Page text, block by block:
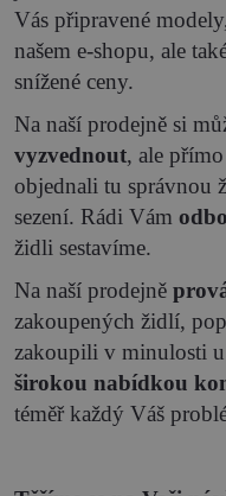
Vás připravené
našem e-shopu, ale
snížené ceny.
Na naší prodejně si
vyzvednout, ale
objednali tu správnou
sezení. Rádi Vám
židli sestavíme.
Na naší prodejně
zakoupených židlí,
zakoupili v minulosti
širokou nabídkou
téměř každý Váš